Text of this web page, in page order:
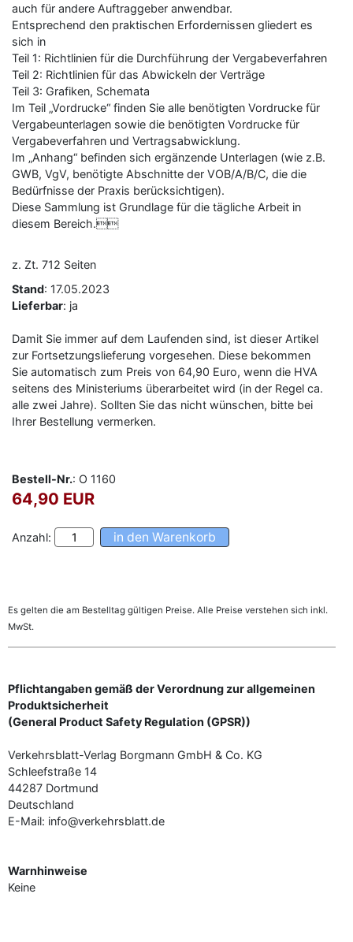
auch für andere Auftraggeber anwendbar.
Entsprechend den praktischen Erfordernissen gliedert es
sich in
Teil 1: Richtlinien für die Durchführung der Vergabeverfahren
Teil 2: Richtlinien für das Abwickeln der Verträge
Teil 3: Grafiken, Schemata
Im Teil „Vordrucke“ finden Sie alle benötigten Vordrucke für
Vergabeunterlagen sowie die benötigten Vordrucke für
Vergabeverfahren und Vertragsabwicklung.
Im „Anhang“ befinden sich ergänzende Unterlagen (wie z.B.
GWB, VgV, benötigte Abschnitte der VOB/A/B/C, die die
Bedürfnisse der Praxis berücksichtigen).
Diese Sammlung ist Grundlage für die tägliche Arbeit in
diesem Bereich.
z. Zt. 712 Seiten
Stand: 17.05.2023
Lieferbar: ja
Damit Sie immer auf dem Laufenden sind, ist dieser Artikel
zur Fortsetzungslieferung vorgesehen. Diese bekommen
Sie automatisch zum Preis von 64,90 Euro, wenn die HVA
seitens des Ministeriums überarbeitet wird (in der Regel ca.
alle zwei Jahre). Sollten Sie das nicht wünschen, bitte bei
Ihrer Bestellung vermerken.
Bestell-Nr.: O 1160
64,90 EUR
Anzahl:
Es gelten die am Bestelltag gültigen Preise. Alle Preise verstehen sich inkl.
MwSt.
Pflichtangaben gemäß der Verordnung zur allgemeinen
Produktsicherheit
(General Product Safety Regulation (GPSR))
Verkehrsblatt-Verlag Borgmann GmbH & Co. KG
Schleefstraße 14
44287 Dortmund
Deutschland
E-Mail: info@verkehrsblatt.de
Warnhinweise
Keine